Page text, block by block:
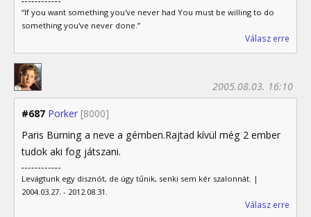
“If you want something you've never had You must be willing to do
something you've never done.”
Válasz erre
#687 Porker [8000]
2005.08.03. 16:10
Paris Burning a neve a gémben.Rajtad kívül még 2 ember
tudok aki fog játszani.
Levágtunk egy disznót, de úgy tűnik, senki sem kér szalonnát. |
2004.03.27. - 2012.08.31.
Válasz erre